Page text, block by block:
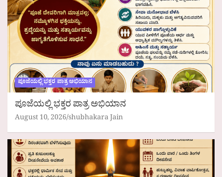
ಪೂಜೆಯಲ್ಲಿ ಭಕ್ತರ ಪಾತ್ರ ಅಭಿಯಾನ
ಪೂಜೆಯಲ್ಲಿ ಭಕ್ತರ ಪಾತ್ರ ಅಭಿಯಾನ
August 10, 2026 shubhakara Jain